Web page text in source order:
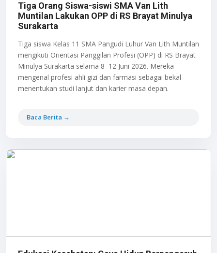
Tiga Orang Siswa-siswi SMA Van Lith
Muntilan Lakukan OPP di RS Brayat Minulya
Surakarta
Tiga siswa Kelas 11 SMA Pangudi Luhur Van Lith Muntilan
mengikuti Orientasi Panggilan Profesi (OPP) di RS Brayat
Minulya Surakarta selama 8–12 Juni 2026. Mereka
mengenal profesi ahli gizi dan farmasi sebagai bekal
menentukan studi lanjut dan karier masa depan.
Baca Berita →